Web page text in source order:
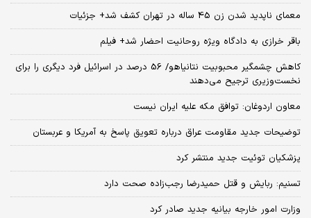
معمای ناپدید شدن زن 45 ساله در تهران کشف شد+ جزئیات
باقر خرازی به دادگاه ویژه روحانیت احضار شد+ فیلم
کاهش چشمگیر محبوبیت نتانیاهو/ 56 درصد در اسرائیل فرد دیگری را برای
نخست‌وزیری ترجیح می‌دهند
معاون اردوغان: توافق مکه علیه ایران نیست
توضیحات جدید مقاومت عراق درباره تعویق پاسخ به آمریکا و عربستان
پزشکیان توئیت جدید منتشر کرد
تسنیم: ربایش و قتل حمیدرضا رجب‌زاده صحت دارد
وزارت امور خارجه بیانیه جدید صادر کرد